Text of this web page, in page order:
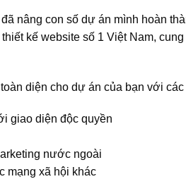
nâng con số dự án mình hoàn
kế website số 1 Việt Nam,
diện cho dự án của bạn với các
giao diện độc quyền
nước ngoài
mạng xã hội khác